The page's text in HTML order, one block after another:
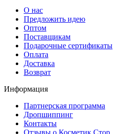
О нас
Предложить идею
Оптом
Поставщикам
Подарочные сертификаты
Оплата
Доставка
Возврат
Информация
Партнерская программа
Дропшиппинг
Контакты
Отзывы о Косметик Стор